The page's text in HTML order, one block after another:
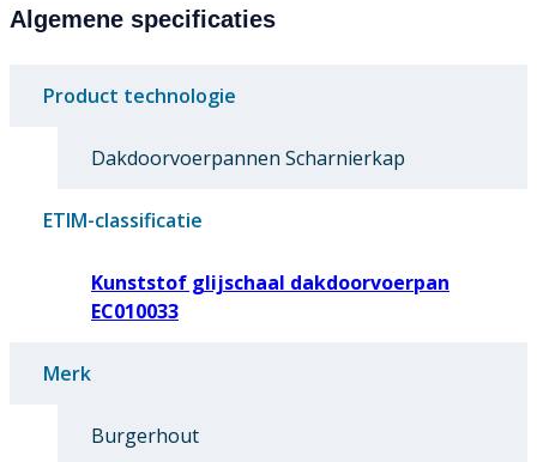
Algemene specificaties
Product technologie
Dakdoorvoerpannen Scharnierkap
ETIM-classificatie
Kunststof glijschaal dakdoorvoerpan
EC010033
Merk
Burgerhout